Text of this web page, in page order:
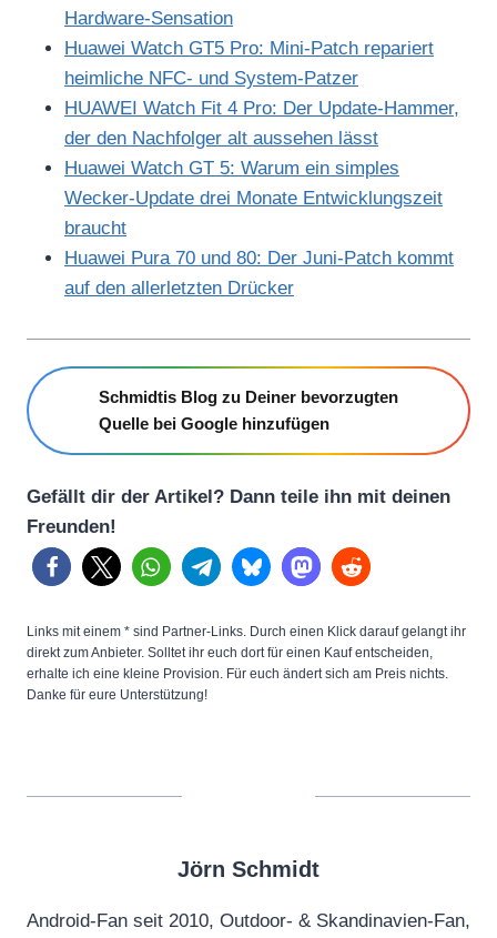
Hardware-Sensation
Huawei Watch GT5 Pro: Mini-Patch repariert
heimliche NFC- und System-Patzer
HUAWEI Watch Fit 4 Pro: Der Update-Hammer,
der den Nachfolger alt aussehen lässt
Huawei Watch GT 5: Warum ein simples
Wecker-Update drei Monate Entwicklungszeit
braucht
Huawei Pura 70 und 80: Der Juni-Patch kommt
auf den allerletzten Drücker
Schmidtis Blog zu Deiner bevorzugten
Quelle bei Google hinzufügen
Gefällt dir der Artikel? Dann teile ihn mit deinen
Freunden!
Links mit einem * sind Partner-Links. Durch einen Klick darauf gelangt ihr
direkt zum Anbieter. Solltet ihr euch dort für einen Kauf entscheiden,
erhalte ich eine kleine Provision. Für euch ändert sich am Preis nichts.
Danke für eure Unterstützung!
Jörn Schmidt
Android-Fan seit 2010, Outdoor- & Skandinavien-Fan,